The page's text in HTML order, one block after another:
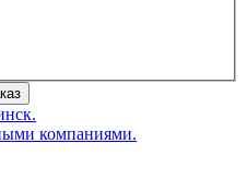
компаниями.